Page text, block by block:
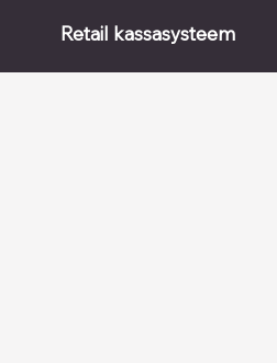
Retail kassasysteem